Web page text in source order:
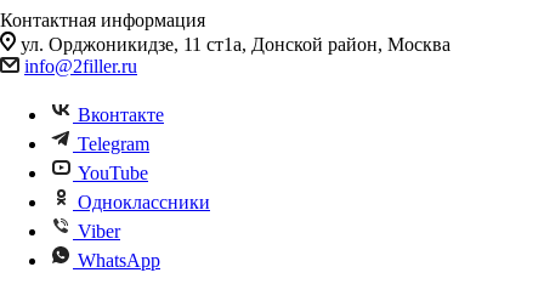
Контактная информация
ул. Орджоникидзе, 11 ст1а, Донской район, Москва
info@2filler.ru
Вконтакте
Telegram
YouTube
Одноклассники
Viber
WhatsApp